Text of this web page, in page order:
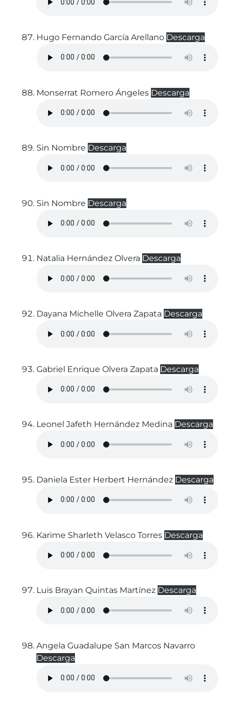
Hugo Fernando García Arellano Descarga
Monserrat Romero Ángeles Descarga
Sin Nombre Descarga
Sin Nombre Descarga
Natalia Hernández Olvera Descarga
Dayana Michelle Olvera Zapata Descarga
Gabriel Enrique Olvera Zapata Descarga
Leonel Jafeth Hernández Medina Descarga
Daniela Ester Herbert Hernández Descarga
Karime Sharleth Velasco Torres Descarga
Luis Brayan Quintas Martínez Descarga
Angela Guadalupe San Marcos Navarro
Descarga